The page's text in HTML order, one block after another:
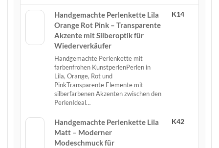
Handgemachte Perlenkette Lila
Orange Rot Pink – Transparente
Akzente mit Silberoptik für
Wiederverkäufer
Handgemachte Perlenkette mit
farbenfrohen KunstperlenPerlen in
Lila, Orange, Rot und
PinkTransparente Elemente mit
silberfarbenen Akzenten zwischen den
PerlenIdeal…
K14
Handgemachte Perlenkette Lila
Matt – Moderner
Modeschmuck für
K42